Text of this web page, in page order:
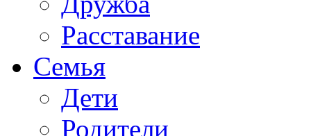
Расставание
Семья
Дети
Родители